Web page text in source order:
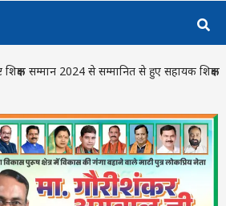
शिक्षक सम्मान 2024 से सम्मानित से हुए सहायक शिक्षक